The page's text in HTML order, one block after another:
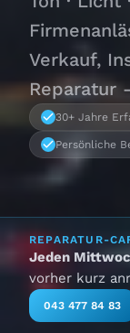
Verkauf,
Reparatur
30+ Jahre
Persönliche
REPARATUR-
Jeden
vorher kurz
043 477 84 83